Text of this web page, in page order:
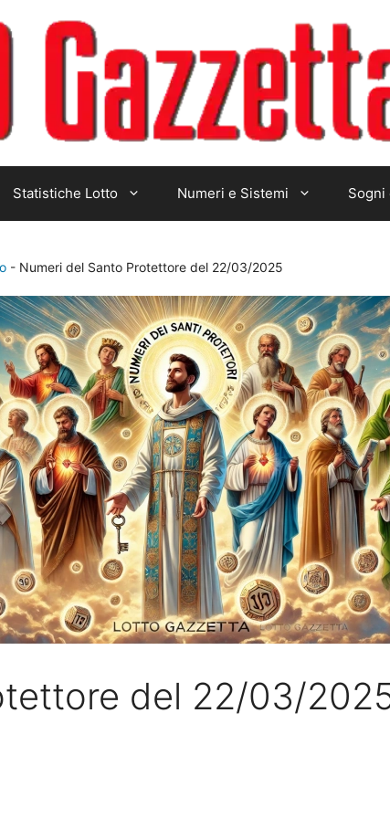
Statistiche Lotto Numeri e Sistemi Sogni
- Numeri del Santo Protettore del 22/03/2025
del 22/03/